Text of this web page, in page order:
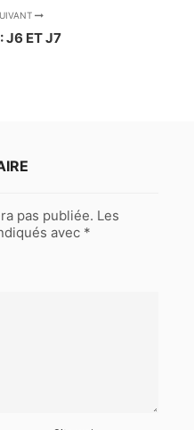
J6 ET J7
pas publiée. Les
avec *